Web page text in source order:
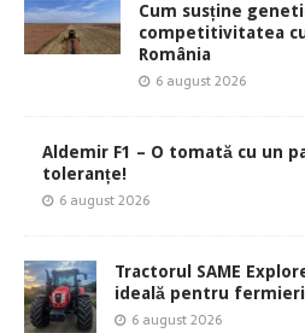
Cum susține
competitivitatea
România
6 august 2026
Aldemir F1 – O tomată cu un
toleranțe!
6 august 2026
Tractorul SAME
ideală pentru
6 august 2026